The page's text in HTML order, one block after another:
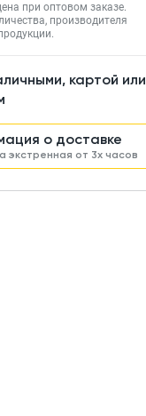
при оптовом заказе.
производителя
картой или
о доставке
экстренная от 3х часов